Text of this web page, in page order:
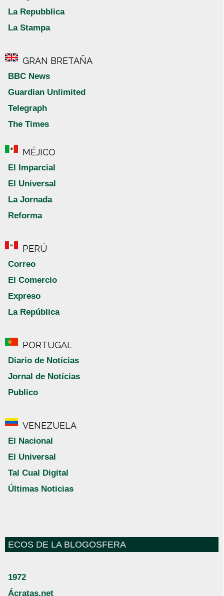
La Repubblica
La Stampa
GRAN BRETAÑA
BBC News
Guardian Unlimited
Telegraph
The Times
MÉJICO
El Imparcial
El Universal
La Jornada
Reforma
PERÚ
Correo
El Comercio
Expreso
La República
PORTUGAL
Diario de Notícias
Jornal de Notícias
Publico
VENEZUELA
El Nacional
El Universal
Tal Cual Digital
Últimas Noticias
ECOS DE LA BLOGOSFERA
1972
Ácratas.net